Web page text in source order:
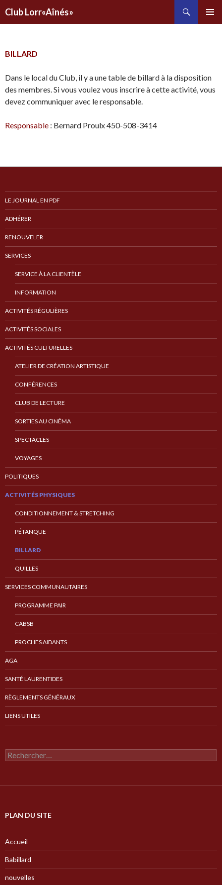
Club Lorr«Aînés»
PRINCIPAL
BILLARD
Dans le local du Club, il y a une table de billard à la disposition
des membres. Si vous voulez vous inscrire à cette activité, vous
devez communiquer avec le responsable.
Responsable : Bernard Proulx 450-508-3414
LE JOURNAL EN PDF
ADHÉRER
RENOUVELER
SERVICES
SERVICE À LA CLIENTÈLE
INFORMATION
ACTIVITÉS RÉGULIÈRES
ACTIVITÉS SOCIALES
ACTIVITÉS CULTURELLES
ATELIER DE CRÉATION ARTISTIQUE
CONFÉRENCES
CLUB DE LECTURE
SORTIES AU CINÉMA
SPECTACLES
VOYAGES
POLITIQUES
ACTIVITÉS PHYSIQUES
CONDITIONNEMENT & STRETCHING
PÉTANQUE
BILLARD
QUILLES
SERVICES COMMUNAUTAIRES
PROGRAMME PAIR
CABSB
PROCHES AIDANTS
AGA
SANTÉ LAURENTIDES
RÈGLEMENTS GÉNÉRAUX
LIENS UTILES
Rechercher :
PLAN DU SITE
Accueil
Babillard
nouvelles